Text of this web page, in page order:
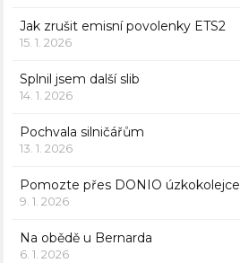
Jak zrušit emisní povolenky ETS2
15. 1. 2026
Splnil jsem další slib
14. 1. 2026
Pochvala silničářům
13. 1. 2026
Pomozte přes DONIO úzkokolejce
9. 1. 2026
Na obědě u Bernarda
6. 1. 2026